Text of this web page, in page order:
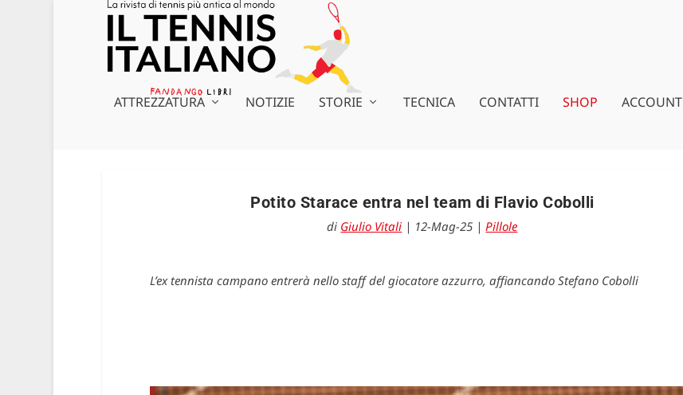
ATTREZZATURA NOTIZIE STORIE TECNICA CONTATTI SHOP ACCOUNT
Potito Starace entra nel team di Flavio Cobolli
di Giulio Vitali | 12-Mag-25 |Pillole
L’ex tennista campano entrerà nello staff del giocatore azzurro, affiancando Stefano Cobolli